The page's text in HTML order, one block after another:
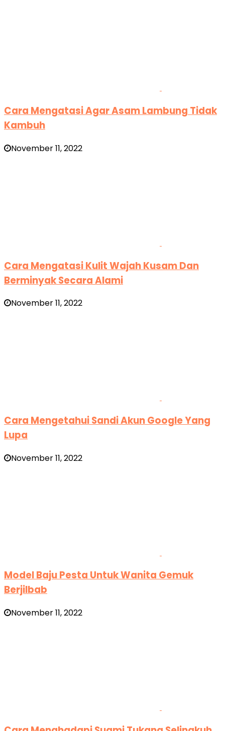
Cara Mengatasi Agar Asam Lambung Tidak
Kambuh
November 11, 2022
Cara Mengatasi Kulit Wajah Kusam Dan
Berminyak Secara Alami
November 11, 2022
Cara Mengetahui Sandi Akun Google Yang
Lupa
November 11, 2022
Model Baju Pesta Untuk Wanita Gemuk
Berjilbab
November 11, 2022